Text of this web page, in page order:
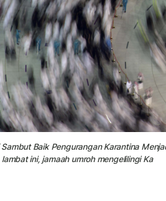
Sambut Baik Pengurangan Karantina
lambat ini, jamaah umroh mengelilingi Ka